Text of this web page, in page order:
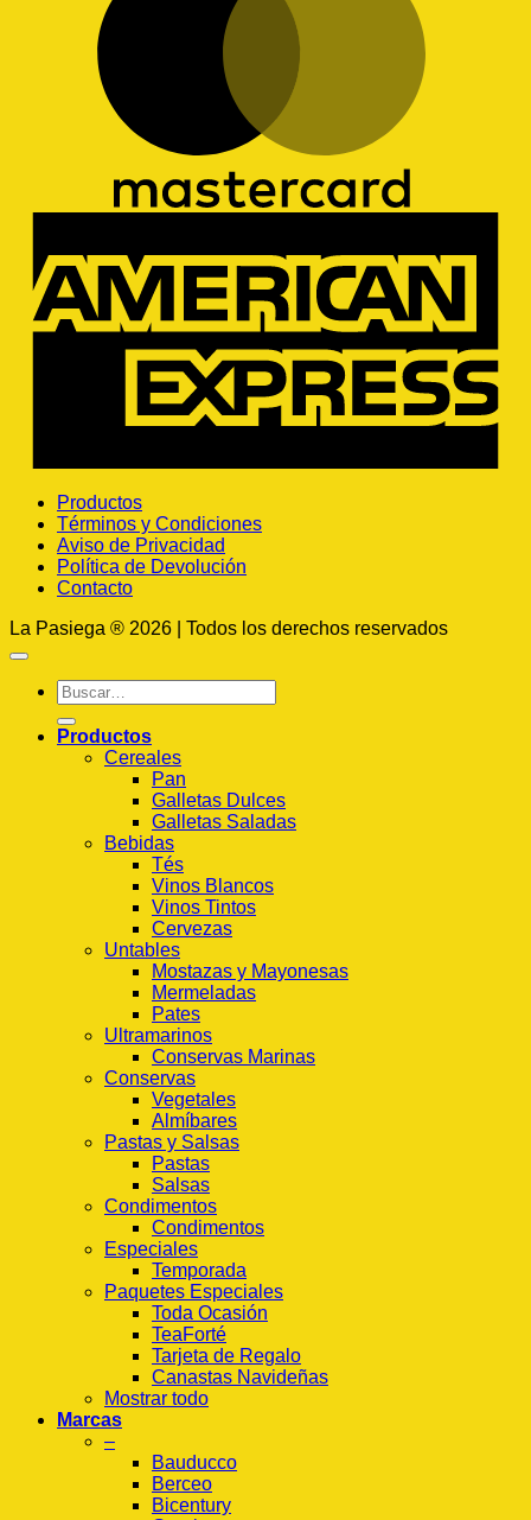
Productos
Términos y Condiciones
Aviso de Privacidad
Política de Devolución
Contacto
La Pasiega ® 2026 | Todos los derechos reservados
Buscar
por:
Productos
Cereales
Pan
Galletas Dulces
Galletas Saladas
Bebidas
Tés
Vinos Blancos
Vinos Tintos
Cervezas
Untables
Mostazas y Mayonesas
Mermeladas
Pates
Ultramarinos
Conservas Marinas
Conservas
Vegetales
Almíbares
Pastas y Salsas
Pastas
Salsas
Condimentos
Condimentos
Especiales
Temporada
Paquetes Especiales
Toda Ocasión
TeaForté
Tarjeta de Regalo
Canastas Navideñas
Mostrar todo
Marcas
–
Bauducco
Berceo
Bicentury